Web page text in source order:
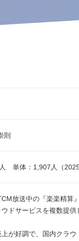
則
単体：1,907人（2025
放送中の『楽楽精算
ドサービスを複数提供
が好調で、国内クラ